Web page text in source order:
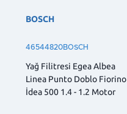
BOSCH
46544820BOSCH
Yağ Filitresi Egea Albea
Linea Punto Doblo Fiorino
İdea 500 1.4 - 1.2 Motor